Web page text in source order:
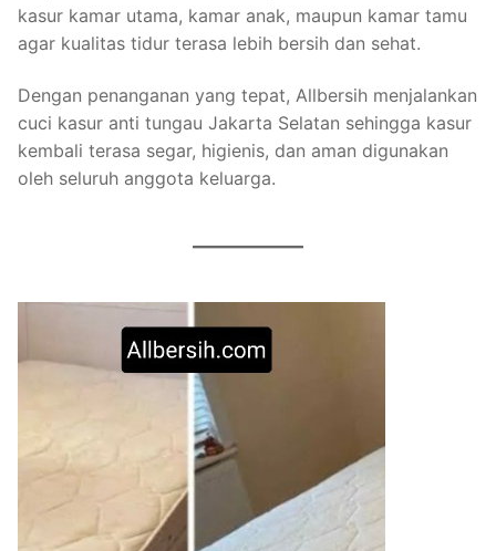
kasur kamar utama, kamar anak, maupun kamar tamu
agar kualitas tidur terasa lebih bersih dan sehat.
Dengan penanganan yang tepat, Allbersih menjalankan
cuci kasur anti tungau Jakarta Selatan sehingga kasur
kembali terasa segar, higienis, dan aman digunakan
oleh seluruh anggota keluarga.